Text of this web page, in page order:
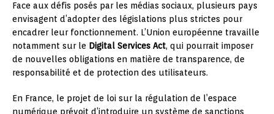
Face aux défis posés par les médias sociaux, plusieurs pays
envisagent d’adopter des législations plus strictes pour
encadrer leur fonctionnement. L’Union européenne travaille
notamment sur le Digital Services Act, qui pourrait imposer
de nouvelles obligations en matière de transparence, de
responsabilité et de protection des utilisateurs.
En France, le projet de loi sur la régulation de l’espace
numérique prévoit d’introduire un système de sanctions